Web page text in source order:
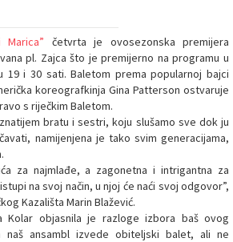
Marica” četvrta je ovosezonska premijera
pl. Zajca što je premijerno na programu u
19 i 30 sati. Baletom prema popularnoj bajci
koreografkinja Gina Patterson ostvaruje
s riječkim Baletom.
bratu i sestri, koju slušamo sve dok ju
namijenjena je tako svim generacijama,
za najmlađe, a zagonetna i intrigantna za
na svoj način, u njoj će naći svoj odgovor”,
Kazališta Marin Blažević.
Kolar objasnila je razloge izbora baš ovog
naš ansambl izvede obiteljski balet, ali ne